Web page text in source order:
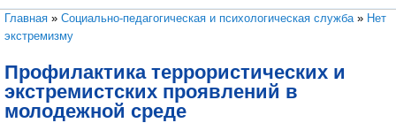
Вы здесь
Главная » Социально-педагогическая и психологическая служба» Нет
экстремизму
Профилактика террористических и
экстремистских проявлений в
молодежной среде